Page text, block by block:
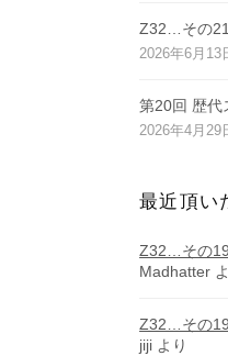
Z32…その
2026年6月13
第20回 歴代
2026年4月29
最近頂い
Z32…その
Madhatter
Z32…その
jiji より